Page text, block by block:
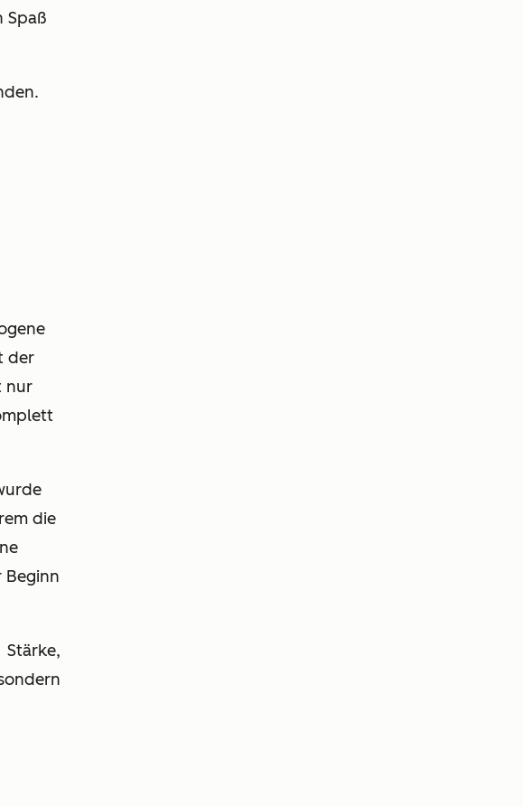
Spaß
der
nur
die
Beginn
Stärke,